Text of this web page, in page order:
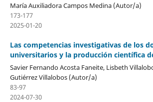
María Auxiliadora Campos Medina (Autor/a)
173-177
2025-01-20
Las competencias investigativas de los
universitarios y la producción científica
Savier Fernando Acosta Faneite, Lisbeth
Gutiérrez Villalobos (Autor/a)
83-97
2024-07-30